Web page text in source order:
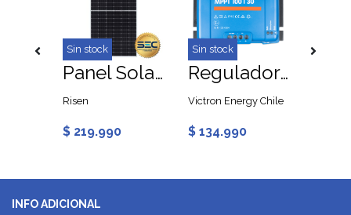
Sin stock
Panel Solar 660W Monocristalino Risen
Risen
$ 219.990
Sin stock
Regulador de Carga MPPT 100V 30A 12/24V Victron BlueSolar
Victron Energy Chile
$ 134.990
INFO ADICIONAL